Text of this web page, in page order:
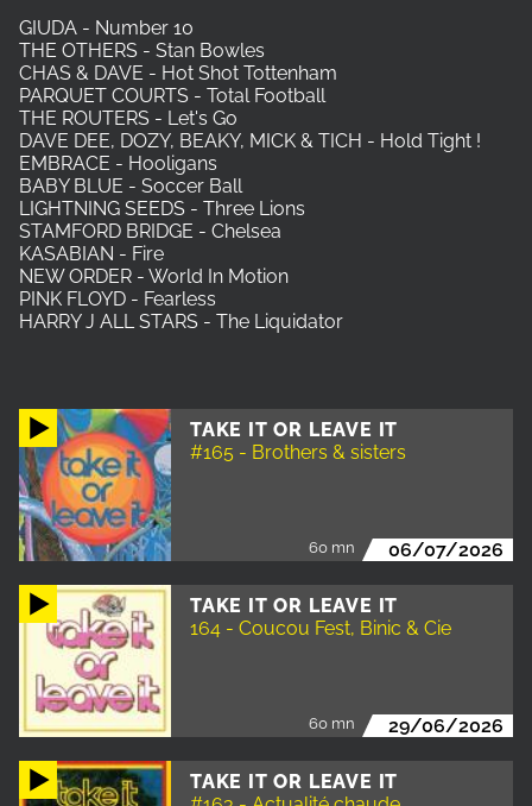
TAKE IT OR LEAVE IT
#165 - Brothers & sisters
60 mn 06/07/2026
TAKE IT OR LEAVE IT
164 - Coucou Fest, Binic & Cie
60 mn 29/06/2026
TAKE IT OR LEAVE IT
GIUDA - Number 10
THE OTHERS - Stan Bowles
CHAS & DAVE - Hot Shot Tottenham
PARQUET COURTS - Total Football
THE ROUTERS - Let's Go
DAVE DEE, DOZY, BEAKY, MICK & TICH - Hold Tight !
EMBRACE - Hooligans
BABY BLUE - Soccer Ball
LIGHTNING SEEDS - Three Lions
STAMFORD BRIDGE - Chelsea
KASABIAN - Fire
NEW ORDER - World In Motion
PINK FLOYD - Fearless
HARRY J ALL STARS - The Liquidator